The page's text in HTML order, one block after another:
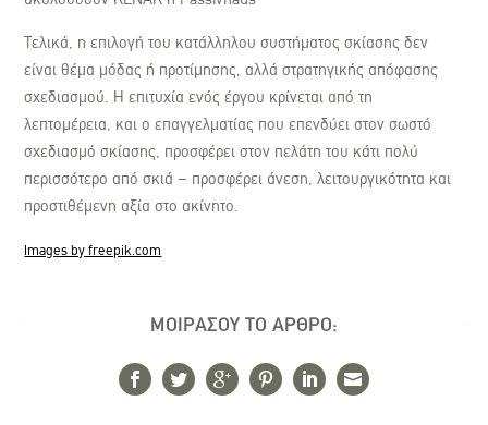
Τελικά, η επιλογή του κατάλληλου συστήματος σκίασης δεν
είναι θέμα μόδας ή προτίμησης, αλλά στρατηγικής απόφασης
σχεδιασμού. Η επιτυχία ενός έργου κρίνεται από τη
λεπτομέρεια, και ο επαγγελματίας που επενδύει στον σωστό
σχεδιασμό σκίασης, προσφέρει στον πελάτη του κάτι πολύ
περισσότερο από σκιά – προσφέρει άνεση, λειτουργικότητα και
προστιθέμενη αξία στο ακίνητο.
Images by freepik.com
ΜΟΙΡΑΣΟΥ ΤΟ ΑΡΘΡΟ: